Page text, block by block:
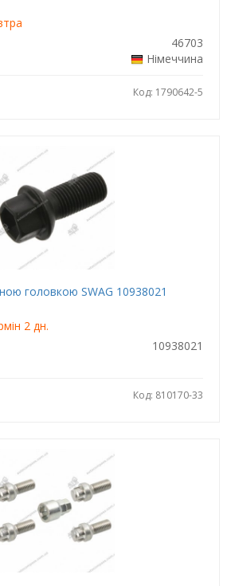
46703
Німеччина
Код: 1790642-5
головкою SWAG 10938021
2 дн.
10938021
Код: 810170-33